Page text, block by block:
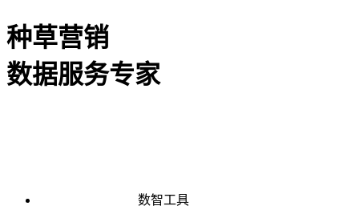
种草营销
数据服务专家
数智工具